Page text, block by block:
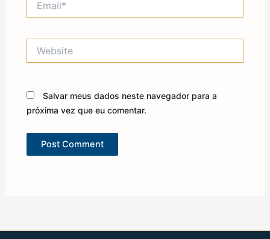
Salvar meus dados neste navegador para a
próxima vez que eu comentar.